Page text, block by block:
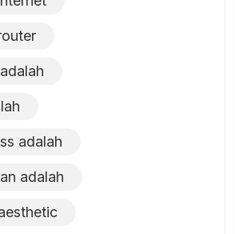
adalah
adalah